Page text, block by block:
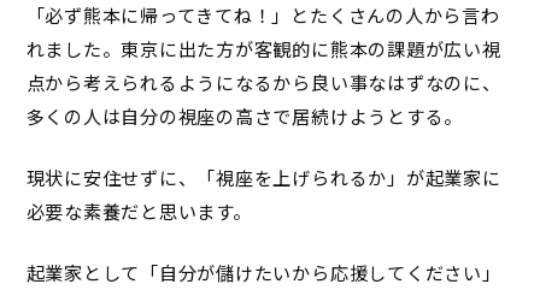
「必ず熊本に帰ってきてね！」とたくさんの人から言わ
れました。東京に出た方が客観的に熊本の課題が広い視
点から考えられるようになるから良い事なはずなのに、
多くの人は自分の視座の高さで居続けようとする。
現状に安住せずに、「視座を上げられるか」が起業家に
必要な素養だと思います。
起業家として「自分が儲けたいから応援してください」